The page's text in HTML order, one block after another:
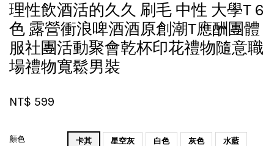
理性飲酒活的久久 刷毛 中性 大學T 6
色 露營衝浪啤酒酒原創潮T應酬團體
服社團活動聚會乾杯印花禮物隨意職
場禮物寬鬆男裝
NT$ 599
顏色 卡其 星空灰 白色 灰色 水藍